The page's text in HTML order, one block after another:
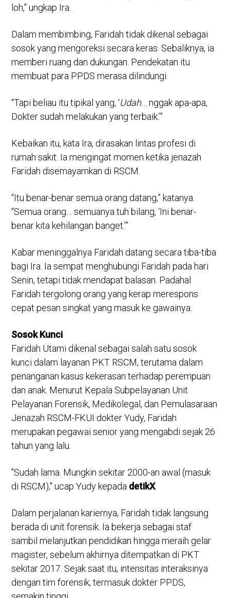
loh," ungkap Ira.
Dalam membimbing, Faridah tidak dikenal sebagai
sosok yang mengoreksi secara keras. Sebaliknya, ia
memberi ruang dan dukungan. Pendekatan itu
membuat para PPDS merasa dilindungi.
“Tapi beliau itu tipikal yang, ‘Udah… nggak apa-apa,
Dokter sudah melakukan yang terbaik.’”
Kebaikan itu, kata Ira, dirasakan lintas profesi di
rumah sakit. Ia mengingat momen ketika jenazah
Faridah disemayamkan di RSCM.
“Itu benar-benar semua orang datang,” katanya.
“Semua orang… semuanya tuh bilang, ‘Ini benar-
benar kita kehilangan banget.’”
Kabar meninggalnya Faridah datang secara tiba-tiba
bagi Ira. Ia sempat menghubungi Faridah pada hari
Senin, tetapi tidak mendapat balasan. Padahal
Faridah tergolong orang yang kerap merespons
cepat pesan singkat yang masuk ke gawainya.
Sosok Kunci
Faridah Utami dikenal sebagai salah satu sosok
kunci dalam layanan PKT RSCM, terutama dalam
penanganan kasus kekerasan terhadap perempuan
dan anak. Menurut Kepala Subpelayanan Unit
Pelayanan Forensik, Medikolegal, dan Pemulasaraan
Jenazah RSCM-FKUI dokter Yudy, Faridah
merupakan pegawai senior yang mengabdi sejak 26
tahun yang lalu.
"Sudah lama. Mungkin sekitar 2000-an awal (masuk
di RSCM)," ucap Yudy kepada detikX.
Dalam perjalanan kariernya, Faridah tidak langsung
berada di unit forensik. Ia bekerja sebagai staf
sambil melanjutkan pendidikan hingga meraih gelar
magister, sebelum akhirnya ditempatkan di PKT
sekitar 2017. Sejak saat itu, intensitas interaksinya
dengan tim forensik, termasuk dokter PPDS,